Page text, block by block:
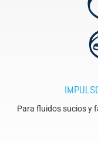
Para fluidos sucios y